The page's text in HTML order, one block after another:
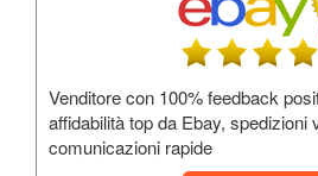
Venditore con 100% feedback
affidabilità top da Ebay, spedizioni
comunicazioni rapide